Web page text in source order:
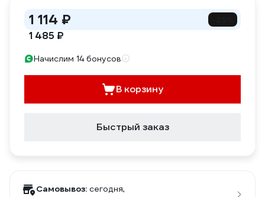
1 114 ₽
1 485 ₽
Начислим 14 бонусов
В корзину
Быстрый заказ
Самовывоз: сегодня,